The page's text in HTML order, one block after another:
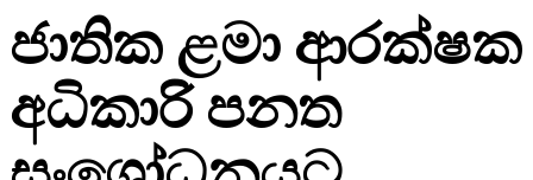
ජාතික ළමා ආරක්ෂක
අධිකාරි පනත